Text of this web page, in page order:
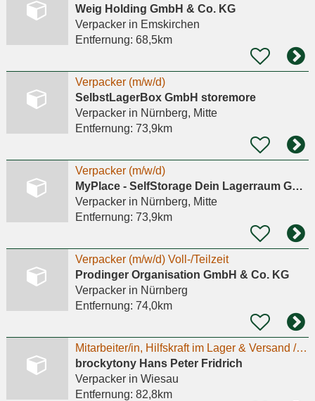
Weig Holding GmbH & Co. KG
Verpackerin Emskirchen
Entfernung: 68,5km
Verpacker (m/w/d)
SelbstLagerBox GmbH storemore
Verpackerin Nürnberg, Mitte
Entfernung: 73,9km
Verpacker (m/w/d)
MyPlace - SelfStorage Dein Lagerraum GmbH
Verpackerin Nürnberg, Mitte
Entfernung: 73,9km
Verpacker (m/w/d) Voll-/Teilzeit
Prodinger Organisation GmbH & Co. KG
Verpackerin Nürnberg
Entfernung: 74,0km
Mitarbeiter/in, Hilfskraft im Lager & Versand / Picker & Packer (m/w/d) im Onlinehandel
brockytony Hans Peter Fridrich
Verpackerin Wiesau
Entfernung: 82,8km